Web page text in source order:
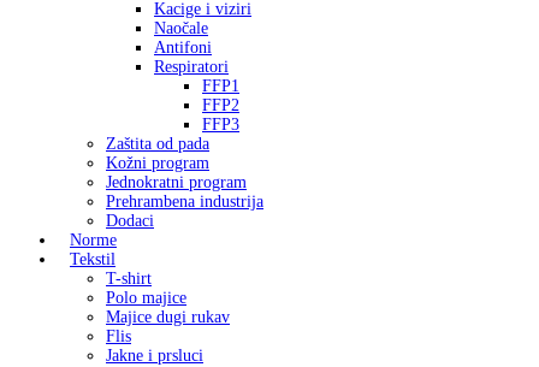
Kacige i viziri
Naočale
Antifoni
Respiratori
FFP1
FFP2
FFP3
Zaštita od pada
Kožni program
Jednokratni program
Prehrambena industrija
Dodaci
Norme
Tekstil
T-shirt
Polo majice
Majice dugi rukav
Flis
Jakne i prsluci